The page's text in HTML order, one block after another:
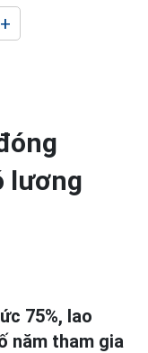
lương
75%, lao
năm tham gia